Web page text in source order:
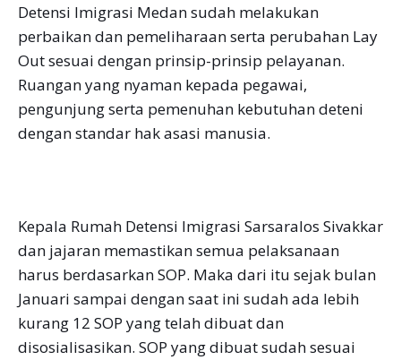
Detensi Imigrasi Medan sudah melakukan
perbaikan dan pemeliharaan serta perubahan Lay
Out sesuai dengan prinsip-prinsip pelayanan.
Ruangan yang nyaman kepada pegawai,
pengunjung serta pemenuhan kebutuhan deteni
dengan standar hak asasi manusia.
Kepala Rumah Detensi Imigrasi Sarsaralos Sivakkar
dan jajaran memastikan semua pelaksanaan
harus berdasarkan SOP. Maka dari itu sejak bulan
Januari sampai dengan saat ini sudah ada lebih
kurang 12 SOP yang telah dibuat dan
disosialisasikan. SOP yang dibuat sudah sesuai